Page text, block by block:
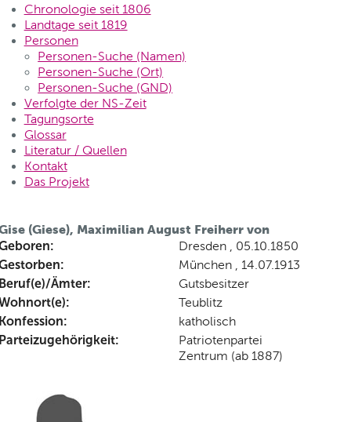
Chronologie seit 1806
Landtage seit 1819
Personen
Personen-Suche (Namen)
Personen-Suche (Ort)
Personen-Suche (GND)
Verfolgte der NS-Zeit
Tagungsorte
Glossar
Literatur / Quellen
Kontakt
Das Projekt
(Giese), Maximilian August Freiherr von
Dresden , 05.10.1850
München , 14.07.1913
Ämter: Gutsbesitzer
Teublitz
katholisch
Patriotenpartei
Zentrum (ab 1887)